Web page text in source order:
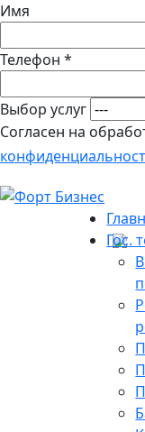
Имя
Телефон *
Выбор услуг
Согласен на
Гос.